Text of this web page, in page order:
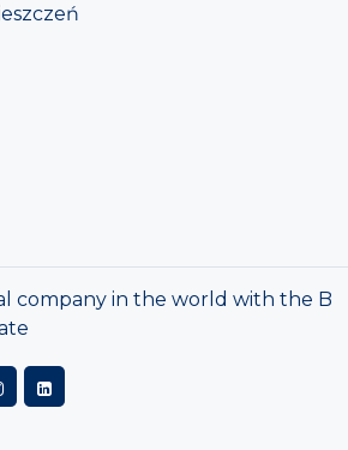
company in the world with the B